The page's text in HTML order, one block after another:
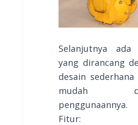
Selanjutnya ada
yang dirancang
desain sederhana
mudah
penggunaannya.
Fitur: